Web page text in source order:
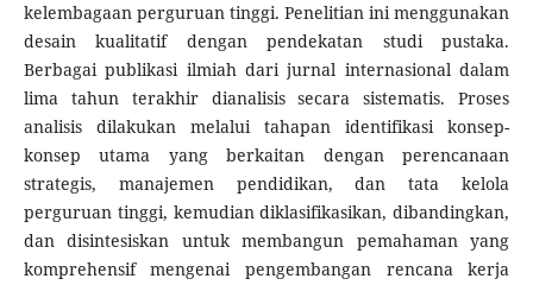
kelembagaan perguruan tinggi. Penelitian ini menggunakan
desain kualitatif dengan pendekatan studi pustaka.
Berbagai publikasi ilmiah dari jurnal internasional dalam
lima tahun terakhir dianalisis secara sistematis. Proses
analisis dilakukan melalui tahapan identifikasi konsep-
konsep utama yang berkaitan dengan perencanaan
strategis, manajemen pendidikan, dan tata kelola
perguruan tinggi, kemudian diklasifikasikan, dibandingkan,
dan disintesiskan untuk membangun pemahaman yang
komprehensif mengenai pengembangan rencana kerja